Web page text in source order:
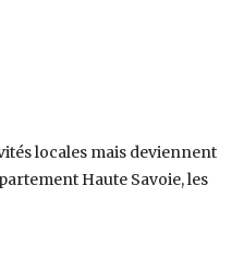
locales mais deviennent
Haute Savoie, les